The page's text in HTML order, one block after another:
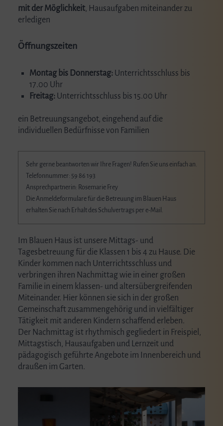
mit der Möglichkeit, Hausaufgaben miteinander zu
erledigen
Öffnungszeiten
Montag bis Donnerstag: Unterrichtsschluss bis
17.00 Uhr
Freitag: Unterrichtsschluss bis 15.00 Uhr
ein Betreuungsangebot, eingehend auf die
individuellen Bedürfnisse von Familien
Sehr gerne beantworten wir Ihre Fragen! Rufen Sie uns einfach an.
Telefonnummer: 59 86 193
Ansprechpartnerin: Rosemarie Frey
Die Anmeldeformulare für die Betreuung im Blauen Haus
erhalten Sie nach Erhalt des Schulvertrags per e-Mail.
Im Blauen Haus ist unsere Mittags- und
Tagesbetreuung für die Klassen 1 bis 4 zu Hause. Die
Kinder kommen nach Unterrichtsschluss und
verbringen ihren Nachmittag wie in einer großen
Familie in einem klassen- und altersübergreifenden
Miteinander. Hier können sie sich in der großen
Gemeinschaft zusammengehörig und in vielfältiger
Tätigkeit mit anderen Kindern schaffend erleben.
Der Nachmittag ist rhythmisch gegliedert in Freispiel,
Mittagstisch, Hausaufgaben und Lernzeit und
pädagogisch geführte Angebote im Innenbereich und
draußen im Garten.